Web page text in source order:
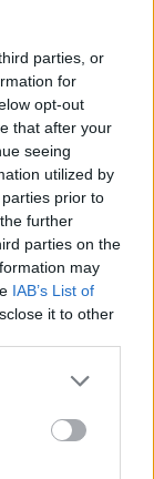
parties, or
for
opt-out
that after your
seeing
utilized by
prior to
further
parties on the
may
IAB’s List of
it to other
more Google
may click to
party tags to
below Google
Kong
a
új
részeként